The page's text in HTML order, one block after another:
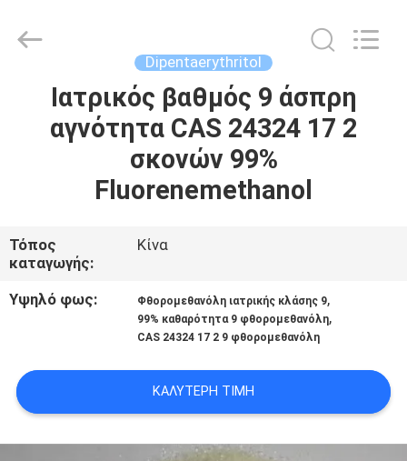
ΣΠΊΤΙ
ΣΧΕΤΙΚΆ
ΜΕ
ΕΠΙΣΚΕΨΉ
ΕΡΓΟΣΤΑΣΊΟΥ
COMPANY
LIMITED.
Dipentaerythritol
Ιατρικός βαθμός 9 άσπρη
αγνότητα CAS 24324 17 2
σκονών 99%
Fluorenemethanol
Τόπος
καταγωγής:
Κίνα
Υψηλό φως: Φθορομεθανόλη ιατρικής κλάσης 9,
99% καθαρότητα 9 φθορομεθανόλη,
CAS 24324 17 2 9 φθορομεθανόλη
ΚΑΛΎΤΕΡΗ ΤΙΜΉ